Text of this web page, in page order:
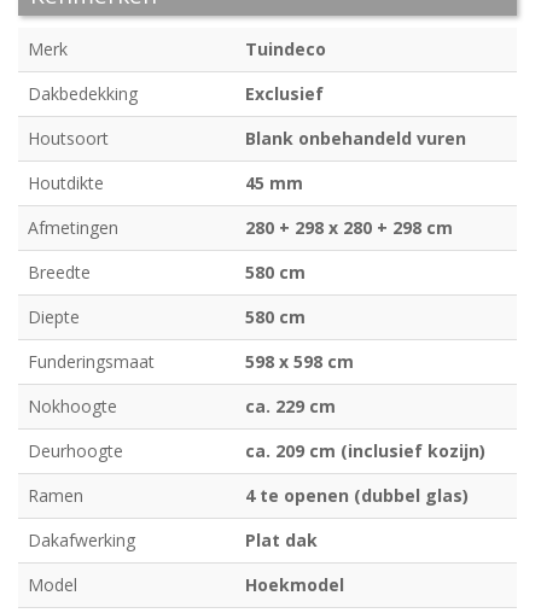
Merk
Tuindeco
Dakbedekking
Exclusief
Houtsoort
Blank onbehandeld vuren
Houtdikte
45 mm
Afmetingen
280 + 298 x 280 + 298 cm
Breedte
580 cm
Diepte
580 cm
Funderingsmaat
598 x 598 cm
Nokhoogte
ca. 229 cm
Deurhoogte
ca. 209 cm (inclusief kozijn)
Ramen
4 te openen (dubbel glas)
Dakafwerking
Plat dak
Model
Hoekmodel